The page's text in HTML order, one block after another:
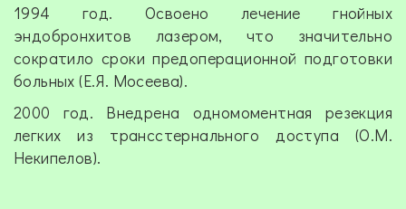
1994 год. Освоено лечение гнойных
эндобронхитов лазером, что значительно
сократило сроки предоперационной подготовки
больных (Е.Я. Мосеева).
2000 год. Внедрена одномоментная резекция
легких из трансстернального доступа (О.М.
Некипелов).